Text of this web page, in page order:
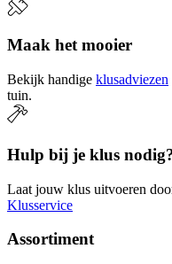
Maak het mooier
Bekijk handige klusadviezen
tuin.
Hulp bij je klus
Laat jouw klus uitvoeren
Klusservice
Assortiment